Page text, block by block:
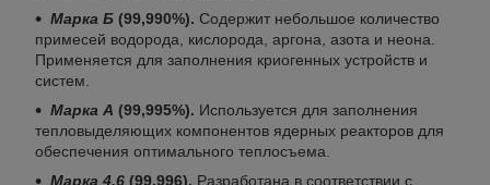
Марка Б (99,990%). Содержит небольшое количество
примесей водорода, кислорода, аргона, азота и неона.
Применяется для заполнения криогенных устройств и
систем.
Марка А (99,995%). Используется для заполнения
тепловыделяющих компонентов ядерных реакторов для
обеспечения оптимального теплосъема.
Марка 4,6 (99,996). Разработана в соответствии с